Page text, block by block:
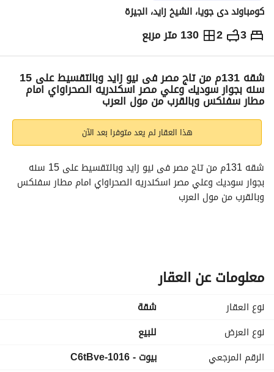
كومباوند دى جويا، الشيخ زايد، الجيزة
3
2 130 متر مربع ج.م10,250,000
الاماكن القريبة شقه 131م من تاج مصر فى نيو زايد وبالتقسيط على 15
سنه بجوار سوديك وعلي مصر اسكندريه الصحراواي امام
مطار سفنكس وبالقرب من مول العرب
هذا العقار لم يعد متوفرا بعد الآن
وبالقرب من مول العرب
مطار سفنكس وبالقرب من مول العرب
بمقدم 10% وقسط 15 سنه !!
للمزيد من التفاصيل
عرض معلومات الاتصال
معلومات عن العقار
نوع العقار
شقة
نوع العرض
للبيع
الرقم المرجعي
بيوت - 1016-C6tBve